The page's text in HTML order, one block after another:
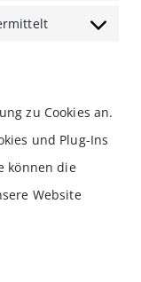
to
maps
verschiedenes
zu Cookies an.
und Plug-Ins
können die
Website